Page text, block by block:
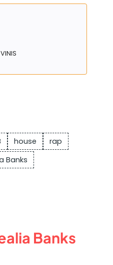
house
rap
Banks
Banks